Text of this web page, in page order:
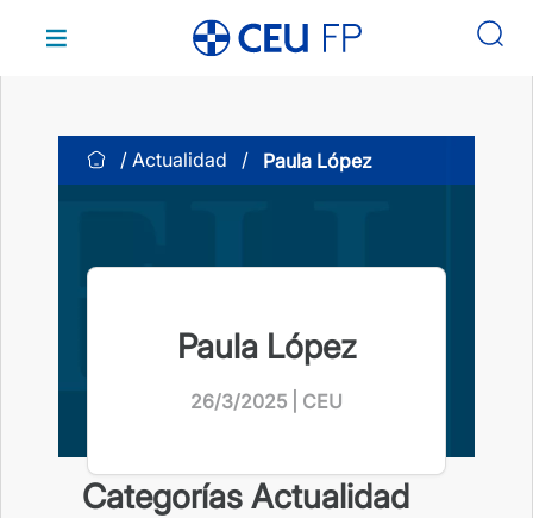
contenido
Actualidad Paula López
Paula López
26/3/2025 | CEU
Categorías Actualidad